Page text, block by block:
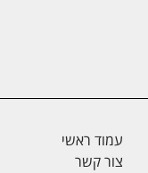
עמוד ראשי
צור קשר